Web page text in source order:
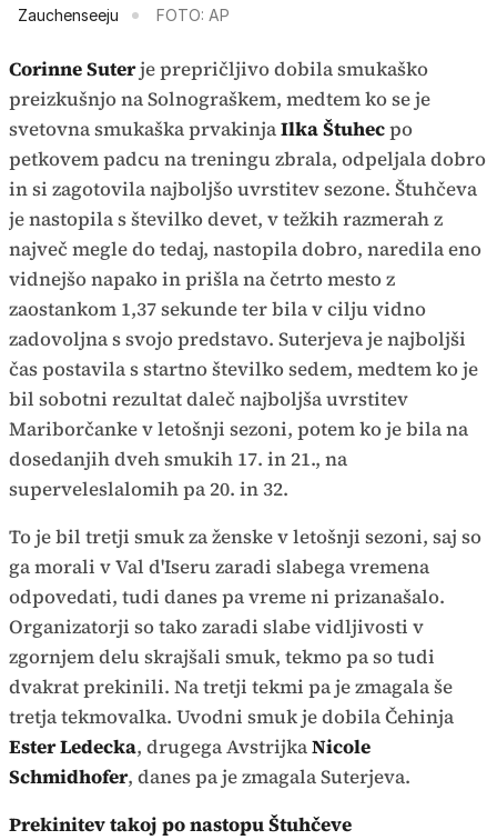
Zauchenseeju
FOTO: AP
Corinne Suterje prepričljivo dobila smukaško
preizkušnjo na Solnograškem, medtem ko se je
svetovna smukaška prvakinjaIlka Štuhecpo
petkovem padcu na treningu zbrala, odpeljala dobro
in si zagotovila najboljšo uvrstitev sezone. Štuhčeva
je nastopila s številko devet, v težkih razmerah z
največ megle do tedaj, nastopila dobro, naredila eno
vidnejšo napako in prišla na četrto mesto z
zaostankom 1,37 sekunde ter bila v cilju vidno
zadovoljna s svojo predstavo. Suterjeva je najboljši
čas postavila s startno številko sedem, medtem ko je
bil sobotni rezultat daleč najboljša uvrstitev
Mariborčanke v letošnji sezoni, potem ko je bila na
dosedanjih dveh smukih 17. in 21., na
superveleslalomih pa 20. in 32.
To je bil tretji smuk za ženske v letošnji sezoni, saj so
ga morali v Val d'Iseru zaradi slabega vremena
odpovedati, tudi danes pa vreme ni prizanašalo.
Organizatorji so tako zaradi slabe vidljivosti v
zgornjem delu skrajšali smuk, tekmo pa so tudi
dvakrat prekinili. Na tretji tekmi pa je zmagala še
tretja tekmovalka. Uvodni smuk je dobila Čehinja
Ester Ledecka, drugega AvstrijkaNicole
Schmidhofer, danes pa je zmagala Suterjeva.
Prekinitev takoj po nastopu Štuhčeve